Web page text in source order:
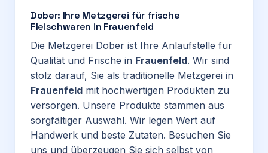
Dober: Ihre Metzgerei für frische
Fleischwaren in Frauenfeld
Die Metzgerei Dober ist Ihre Anlaufstelle für
Qualität und Frische in Frauenfeld. Wir sind
stolz darauf, Sie als traditionelle Metzgerei in
Frauenfeld mit hochwertigen Produkten zu
versorgen. Unsere Produkte stammen aus
sorgfältiger Auswahl. Wir legen Wert auf
Handwerk und beste Zutaten. Besuchen Sie
uns und überzeugen Sie sich selbst von